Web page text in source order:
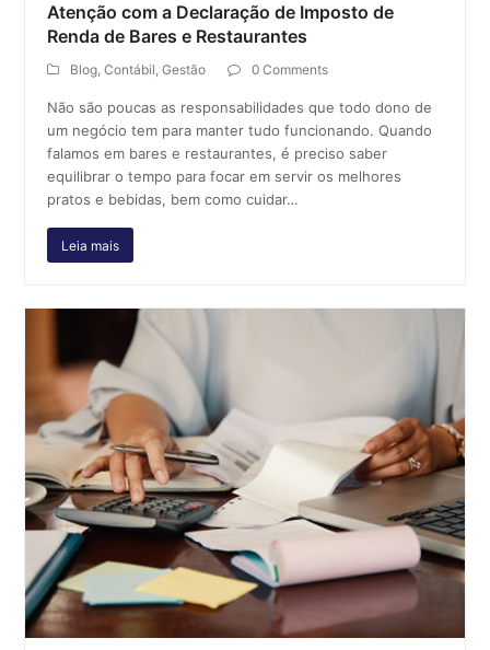
Atenção com a Declaração de Imposto de
Renda de Bares e Restaurantes
Blog,Contábil,Gestão 0 Comments
Não são poucas as responsabilidades que todo dono de
um negócio tem para manter tudo funcionando. Quando
falamos em bares e restaurantes, é preciso saber
equilibrar o tempo para focar em servir os melhores
pratos e bebidas, bem como cuidar…
Leia mais